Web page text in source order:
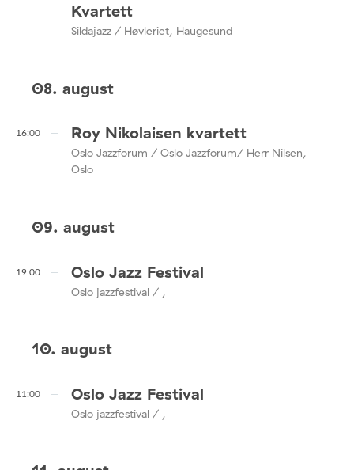
Kvartett
Sildajazz / Høvleriet, Haugesund
08. august
16:00 Roy Nikolaisen kvartett
Oslo Jazzforum / Oslo Jazzforum/ Herr Nilsen,
Oslo
09. august
19:00 Oslo Jazz Festival
Oslo jazzfestival / ,
10. august
11:00 Oslo Jazz Festival
Oslo jazzfestival / ,